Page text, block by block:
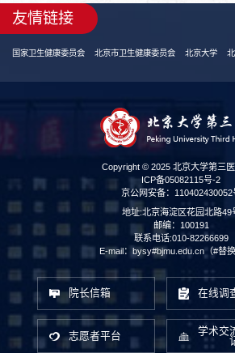
友情链接
国家卫生健康委员会 北京市卫生健康委员会 北京大学
Copyright © 2025 北京大学第三
ICP备05082115号-2
京公网安备：110402430052
地址:北京海淀区花园北路49
邮编：100191
联系电话:010-82266699
E-mail：bysy#bjmu.edu.cn（#替换
院长信箱 在线调
志愿者平台
学术交